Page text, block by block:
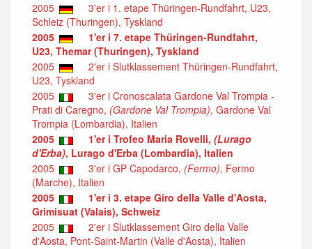
2005
3'er i 1. etape Thüringen-Rundfahrt, U23,
Schleiz (Thuringen), Tyskland
2005
1'er i 7. etape Thüringen-Rundfahrt,
U23, Themar (Thuringen), Tyskland
2005
2'er i Slutklassement Thüringen-Rundfahrt,
U23, Tyskland
2005
3'er i Cronoscalata Gardone Val Trompia -
Prati di Caregno, (Gardone Val Trompia), Gardone Val
Trompia (Lombardia), Italien
2005
1'er i Trofeo Maria Rovelli, (Lurago
d'Erba), Lurago d'Erba (Lombardia), Italien
2005
3'er i GP Capodarco, (Fermo), Fermo
(Marche), Italien
2005
1'er i 3. etape Giro della Valle d'Aosta,
Grimisuat (Valais), Schweiz
2005
2'er i Slutklassement Giro della Valle
d'Aosta, Pont-Saint-Martin (Valle d'Aosta), Italien